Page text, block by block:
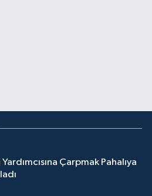
Yardımcısına Çarpmak Pahalıya